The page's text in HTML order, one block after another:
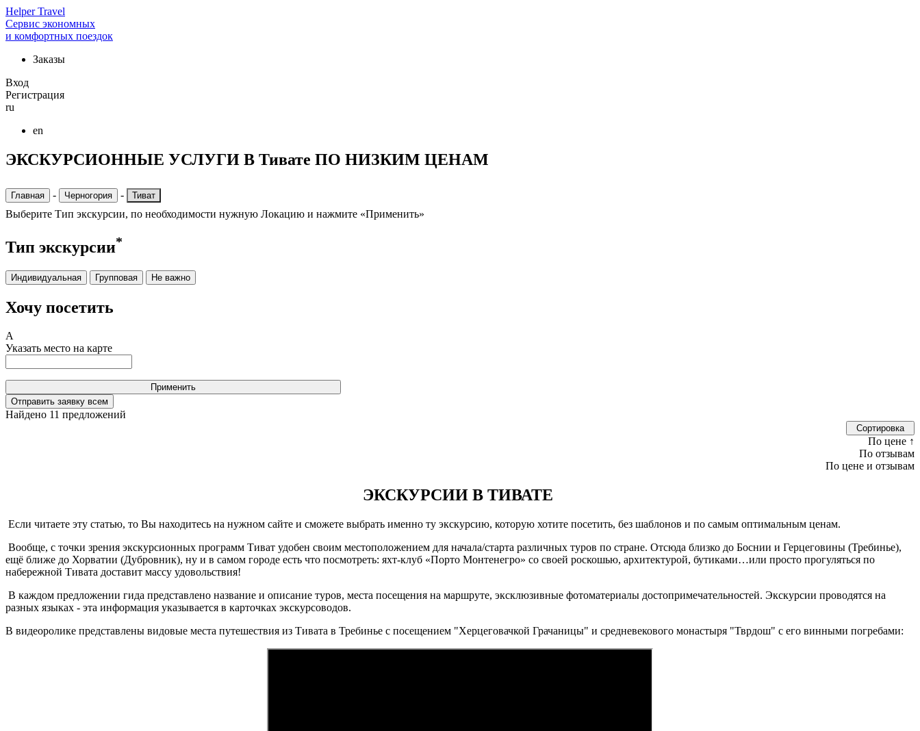
Helper Travel
Сервис экономных
и комфортных поездок
Заказы
Вход
Регистрация
ru
en
ЭКСКУРСИОННЫЕ УСЛУГИ В Тивате ПО НИЗКИМ ЦЕНАМ
Главная - Черногория - Тиват
Выберите Тип экскурсии, по необходимости нужную Локацию и нажмите «Применить»
Тип экскурсии*
Индивидуальная Групповая Не важно
Хочу посетить
A
Указать место на карте
Применить
Отправить заявку всем
Найдено 11 предложений
Сортировка
По цене ↑
По отзывам
По цене и отзывам
ЭКСКУРСИИ В ТИВАТЕ
Если читаете эту статью, то Вы находитесь на нужном сайте и сможете выбрать именно ту экскурсию, которую хотите посетить, без шаблонов и по самым оптимальным ценам.
Вообще, с точки зрения экскурсионных программ Тиват удобен своим местоположением для начала/старта различных туров по стране. Отсюда близко до Боснии и Герцеговины (Требинье),
ещё ближе до Хорватии (Дубровник), ну и в самом городе есть что посмотреть: яхт-клуб «Порто Монтенегро» со своей роскошью, архитектурой, бутиками…или просто прогуляться по
набережной Тивата доставит массу удовольствия!
В каждом предложении гида представлено название и описание туров, места посещения на маршруте, эксклюзивные фотоматериалы достопримечательностей. Экскурсии проводятся на
разных языках - эта информация указывается в карточках экскурсоводов.
В видеоролике представлены видовые места путешествия из Тивата в Требинье с посещением "Херцеговачкой Грачаницы" и средневекового монастыря "Тврдош" с его винными погребами: